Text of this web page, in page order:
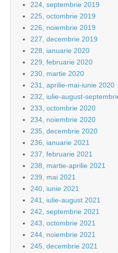
224, septembrie 2019
225, octombrie 2019
226, noiembrie 2019
227, decembrie 2019
228, ianuarie 2020
229, februarie 2020
230, martie 2020
231, aprilie-mai-iunie 2020
232, iulie-august-
233, octombrie 2020
234, noiembrie 2020
235, decembrie 2020
236, ianuarie 2021
237, februarie 2021
238, martie-aprilie 2021
239, mai 2021
240, iunie 2021
241, iulie-august 2021
242, septembrie 2021
243, octombrie 2021
244, noiembrie 2021
245, decembrie 2021